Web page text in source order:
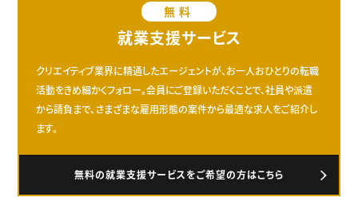
無料
就業支援サービス
クリエイティブ業界に精通したエージェントが、お一人おひとりの転職
活動をきめ細かくフォロー。会員にご登録いただくことで、社員や派遣
から請負まで、さまざまな雇用形態の案件から最適な求人をご紹介し
ます。
無料の就業支援サービスをご希望の方はこちら